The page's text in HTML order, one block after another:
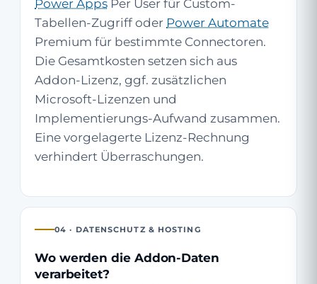
Power Apps Per User für Custom-
Tabellen-Zugriff oder Power Automate
Premium für bestimmte Connectoren.
Die Gesamtkosten setzen sich aus
Addon-Lizenz, ggf. zusätzlichen
Microsoft-Lizenzen und
Implementierungs-Aufwand zusammen.
Eine vorgelagerte Lizenz-Rechnung
verhindert Überraschungen.
04 · DATENSCHUTZ & HOSTING
Wo werden die Addon-Daten
verarbeitet?